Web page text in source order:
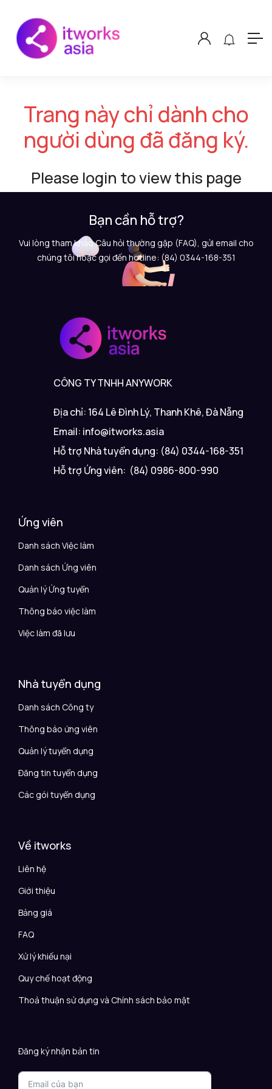
Trang này chỉ dành cho
người dùng đã đăng ký.
Please login to view this page
Bạn cần hỗ trợ?
Vui lòng tham khảo Câu hỏi thường gặp (FAQ), gửi email cho
chúng tôi hoặc gọi đến hotline: (84) 0344-168-351
CÔNG TY TNHH ANYWORK
Địa chỉ: 164 Lê Đình Lý, Thanh Khê, Đà Nẵng
Email: info@itworks.asia
Hỗ trợ Nhà tuyển dụng: (84) 0344-168-351
Hỗ trợ Ứng viên: (84) 0986-800-990
Ứng viên
Danh sách Việc làm
Danh sách Ứng viên
Quản lý Ứng tuyển
Thông báo việc làm
Việc làm đã lưu
Nhà tuyển dụng
Danh sách Công ty
Thông báo ứng viên
Quản lý tuyển dụng
Đăng tin tuyển dụng
Các gói tuyển dụng
Về itworks
Liên hệ
Giới thiệu
Bảng giá
FAQ
Xử lý khiếu nại
Quy chế hoạt động
Thoả thuận sử dụng và Chính sách bảo mật
Đăng ký nhận bản tin